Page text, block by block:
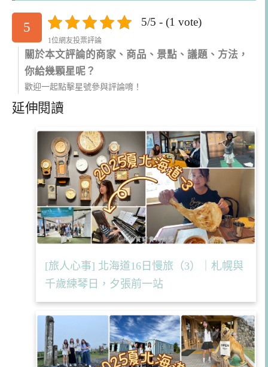
5 5/5 - (1 vote)
1位網友投票評論
關於本文評論的商家、商品、景點、議題、方法，
你給幾顆星呢？
歡迎一起點擊星號參與評論唷！
延伸閱讀
[旅人心事] 北海道16日慢旅（3）｜札幌與
千歲練琴日，夕張前一站